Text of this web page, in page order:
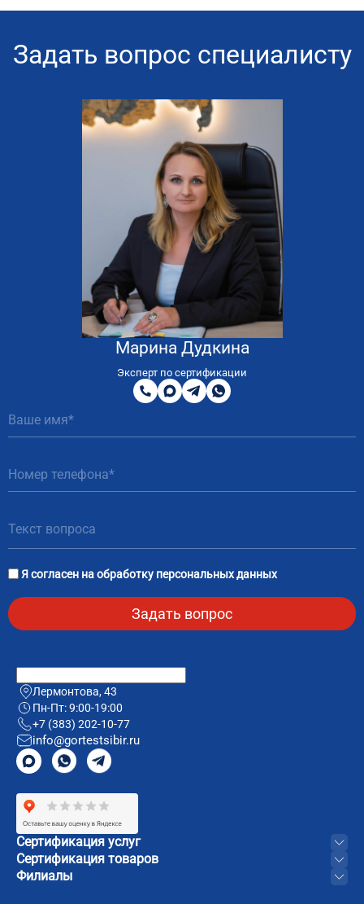
Задать вопрос специалисту
Марина Дудкина
Эксперт по сертификации
8
800
200
51
MAXTelegram
WhatsApp
Я согласен наобработку персональных данных
Сертификация услуг
Сертификация товаров
Филиалы
Лермонтова, 43
Пн-Пт: 9:00-19:00
+7 (383) 202-10-77
info@gortestsibir.ru